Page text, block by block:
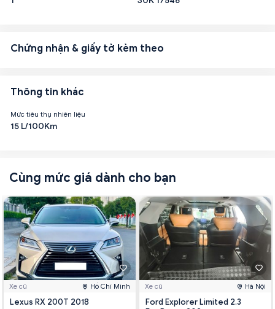
Chứng nhận & giấy tờ kèm theo
Thông tin khác
Mức tiêu thụ nhiên liệu
15 L/100Km
Cùng mức giá dành cho bạn
Xe cũ Hồ Chí Minh
Lexus RX 200T 2018
Xe cũ Hà Nội
Ford Explorer Limited 2.3